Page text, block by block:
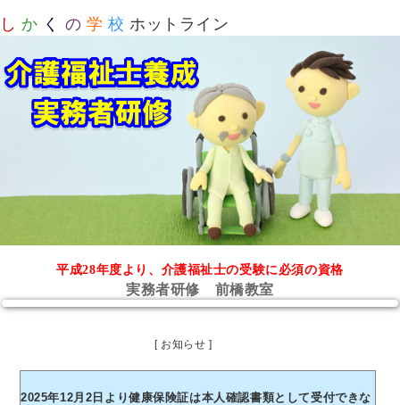
し か く の 学 校 ホットライン
平成28年度より、介護福祉士の受験に必須の資格
実務者研修 前橋教室
[ お知らせ ]
2025年12月2日より健康保険証は本人確認書類として受付できな